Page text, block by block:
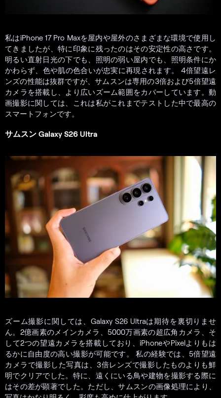
私はiPhone 17 Pro Maxを屋内や屋外のさまざまな環境で使用し
てきましたが、特に印象に残ったのはその安定性の高さです。
明るい直射日光の下でも、照明の弱い屋内でも、照明条件にか
かわらず、色や肌の色合いが忠実に再現されます。 4倍望遠レ
ンズの性能は抜群ですが、サムスンは専用の3倍および5倍望遠
カメラを搭載し、より広いズーム範囲をカバーしています。動
画撮影に関しては、これは私がこれまでテストした中で最高の
スマートフォンです。
サムスン Galaxy S26 Ultra
ズーム撮影に関しては、Galaxy S26 Ultraは期待を裏切りませ
ん。2億画素のメインカメラ、5000万画素の超広角カメラ、そ
して2つの望遠カメラを搭載しており、iPhoneやPixelよりもは
るかに自由度の高い撮影が可能です。 私の経験では、5倍望遠
カメラで撮影した写真は、3倍レンズで撮影したものよりも鮮
明でクリアでした。特に、遠くにいる鳥や建物を撮影する際に
はその差が顕著でした。ただし、サムスンの画像処理により、